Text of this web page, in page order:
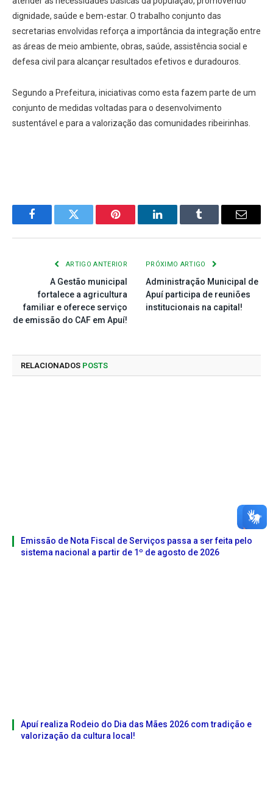
dignidade, saúde e bem-estar. O trabalho conjunto das
secretarias envolvidas reforça a importância da integração entre
as áreas de meio ambiente, obras, saúde, assistência social e
defesa civil para alcançar resultados efetivos e duradouros.
Segundo a Prefeitura, iniciativas como esta fazem parte de um
conjunto de medidas voltadas para o desenvolvimento
sustentável e para a valorização das comunidades ribeirinhas.
FacebookTwitter Pinterest LinkedInTumblr
E-
ARTIGO ANTERIOR
A Gestão municipal
fortalece a agricultura
familiar e oferece serviço
de emissão do CAF em Apuí!
PRÓXIMO ARTIGO
Administração Municipal de
Apuí participa de reuniões
institucionais na capital!
RELACIONADOS POSTS
Emissão de Nota Fiscal de Serviços passa a ser feita pelo
sistema nacional a partir de 1º de agosto de 2026
Apuí realiza Rodeio do Dia das Mães 2026 com tradição e
valorização da cultura local!